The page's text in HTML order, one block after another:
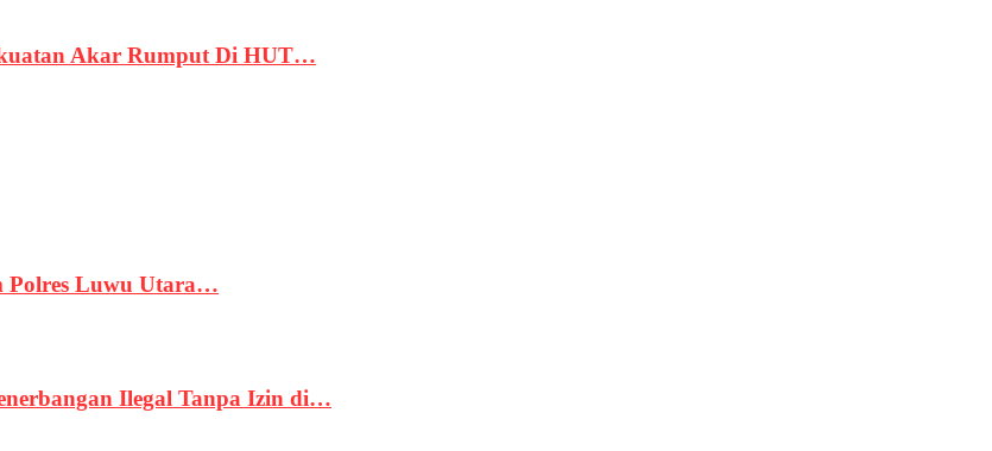
Akar Rumput Di HUT…
Polres Luwu Utara…
Ilegal Tanpa Izin di…